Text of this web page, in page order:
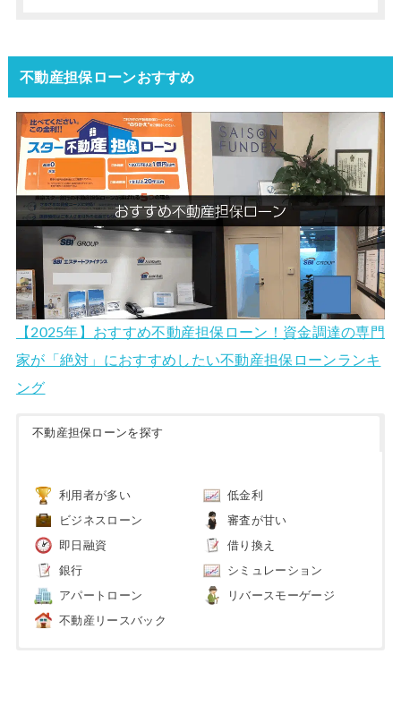
不動産担保ローンおすすめ
【2025年】おすすめ不動産担保ローン！資金調達の専門
家が「絶対」におすすめしたい不動産担保ローンランキ
ング
不動産担保ローンを探す
利用者が多い 低金利
ビジネスローン 審査が甘い
即日融資 借り換え
銀行 シミュレーション
アパートローン リバースモーゲージ
不動産リースバック